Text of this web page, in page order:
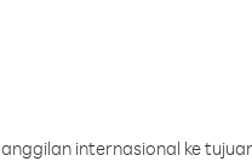
internasional ke